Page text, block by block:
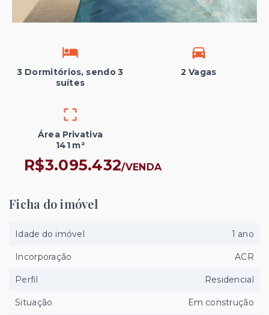
3 Dormitórios, sendo 3
suítes
2 Vagas
Área Privativa
141 m²
R$3.095.432/VENDA
Ficha do imóvel
Idade do imóvel 1 ano
Incorporação ACR
Perfil Residencial
Situação Em construção